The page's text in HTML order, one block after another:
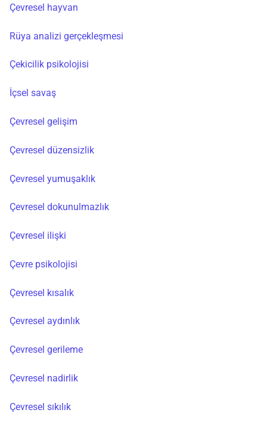
Çevresel hayvan
Rüya analizi gerçekleşmesi
Çekicilik psikolojisi
İçsel savaş
Çevresel gelişim
Çevresel düzensizlik
Çevresel yumuşaklık
Çevresel dokunulmazlık
Çevresel ilişki
Çevre psikolojisi
Çevresel kısalık
Çevresel aydınlık
Çevresel gerileme
Çevresel nadirlik
Çevresel sıkılık